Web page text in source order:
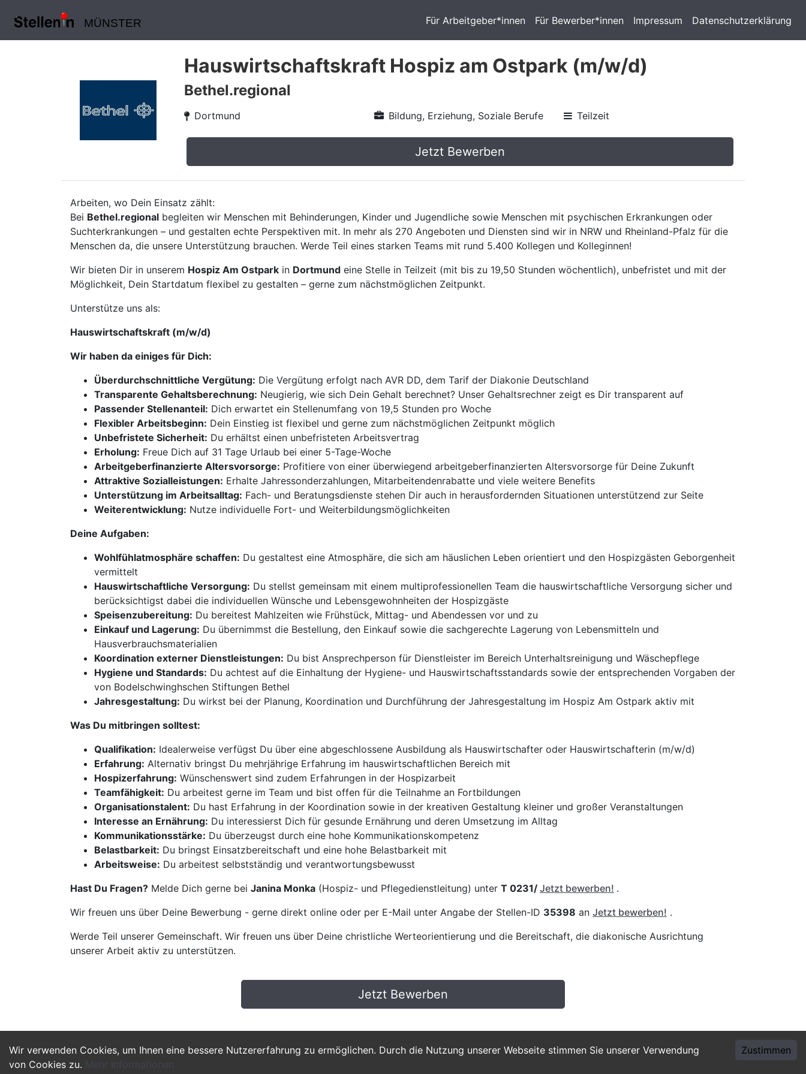
MÜNSTER Für Arbeitgeber*innen Für Bewerber*innen Impressum Datenschutzerklärung
Wir verwenden Cookies, um Ihnen eine bessere Nutzererfahrung zu ermöglichen. Durch die Nutzung unserer Webseite stimmen Sie unserer Verwendung
von Cookies zu. Mehr Informationen
Zustimmen
Hauswirtschaftskraft Hospiz am Ostpark (m/w/d)
Bethel.regional
Dortmund Bildung, Erziehung, Soziale Berufe Teilzeit
Jetzt Bewerben
Arbeiten, wo Dein Einsatz zählt:
Bei Bethel.regional begleiten wir Menschen mit Behinderungen, Kinder und Jugendliche sowie Menschen mit psychischen Erkrankungen oder
Suchterkrankungen – und gestalten echte Perspektiven mit. In mehr als 270 Angeboten und Diensten sind wir in NRW und Rheinland-Pfalz für die
Menschen da, die unsere Unterstützung brauchen. Werde Teil eines starken Teams mit rund 5.400 Kollegen und Kolleginnen!
Wir bieten Dir in unserem Hospiz Am Ostpark in Dortmund eine Stelle in Teilzeit (mit bis zu 19,50 Stunden wöchentlich), unbefristet und mit der
Möglichkeit, Dein Startdatum flexibel zu gestalten – gerne zum nächstmöglichen Zeitpunkt.
Unterstütze uns als:
Hauswirtschaftskraft (m/w/d)
Wir haben da einiges für Dich:
Überdurchschnittliche Vergütung: Die Vergütung erfolgt nach AVR DD, dem Tarif der Diakonie Deutschland
Transparente Gehaltsberechnung: Neugierig, wie sich Dein Gehalt berechnet? Unser Gehaltsrechner zeigt es Dir transparent auf
Passender Stellenanteil: Dich erwartet ein Stellenumfang von 19,5 Stunden pro Woche
Flexibler Arbeitsbeginn: Dein Einstieg ist flexibel und gerne zum nächstmöglichen Zeitpunkt möglich
Unbefristete Sicherheit: Du erhältst einen unbefristeten Arbeitsvertrag
Erholung: Freue Dich auf 31 Tage Urlaub bei einer 5-Tage-Woche
Arbeitgeberfinanzierte Altersvorsorge: Profitiere von einer überwiegend arbeitgeberfinanzierten Altersvorsorge für Deine Zukunft
Attraktive Sozialleistungen: Erhalte Jahressonderzahlungen, Mitarbeitendenrabatte und viele weitere Benefits
Unterstützung im Arbeitsalltag: Fach- und Beratungsdienste stehen Dir auch in herausfordernden Situationen unterstützend zur Seite
Weiterentwicklung: Nutze individuelle Fort- und Weiterbildungsmöglichkeiten
Deine Aufgaben:
Wohlfühlatmosphäre schaffen: Du gestaltest eine Atmosphäre, die sich am häuslichen Leben orientiert und den Hospizgästen Geborgenheit
vermittelt
Hauswirtschaftliche Versorgung: Du stellst gemeinsam mit einem multiprofessionellen Team die hauswirtschaftliche Versorgung sicher und
berücksichtigst dabei die individuellen Wünsche und Lebensgewohnheiten der Hospizgäste
Speisenzubereitung: Du bereitest Mahlzeiten wie Frühstück, Mittag- und Abendessen vor und zu
Einkauf und Lagerung: Du übernimmst die Bestellung, den Einkauf sowie die sachgerechte Lagerung von Lebensmitteln und
Hausverbrauchsmaterialien
Koordination externer Dienstleistungen: Du bist Ansprechperson für Dienstleister im Bereich Unterhaltsreinigung und Wäschepflege
Hygiene und Standards: Du achtest auf die Einhaltung der Hygiene- und Hauswirtschaftsstandards sowie der entsprechenden Vorgaben der
von Bodelschwinghschen Stiftungen Bethel
Jahresgestaltung: Du wirkst bei der Planung, Koordination und Durchführung der Jahresgestaltung im Hospiz Am Ostpark aktiv mit
Was Du mitbringen solltest:
Qualifikation: Idealerweise verfügst Du über eine abgeschlossene Ausbildung als Hauswirtschafter oder Hauswirtschafterin (m/w/d)
Erfahrung: Alternativ bringst Du mehrjährige Erfahrung im hauswirtschaftlichen Bereich mit
Hospizerfahrung: Wünschenswert sind zudem Erfahrungen in der Hospizarbeit
Teamfähigkeit: Du arbeitest gerne im Team und bist offen für die Teilnahme an Fortbildungen
Organisationstalent: Du hast Erfahrung in der Koordination sowie in der kreativen Gestaltung kleiner und großer Veranstaltungen
Interesse an Ernährung: Du interessierst Dich für gesunde Ernährung und deren Umsetzung im Alltag
Kommunikationsstärke: Du überzeugst durch eine hohe Kommunikationskompetenz
Belastbarkeit: Du bringst Einsatzbereitschaft und eine hohe Belastbarkeit mit
Arbeitsweise: Du arbeitest selbstständig und verantwortungsbewusst
Hast Du Fragen? Melde Dich gerne bei Janina Monka (Hospiz- und Pflegedienstleitung) unter T 0231/ Jetzt bewerben! .
Wir freuen uns über Deine Bewerbung - gerne direkt online oder per E-Mail unter Angabe der Stellen-ID 35398 an Jetzt bewerben! .
Werde Teil unserer Gemeinschaft. Wir freuen uns über Deine christliche Werteorientierung und die Bereitschaft, die diakonische Ausrichtung
unserer Arbeit aktiv zu unterstützen.
Jetzt Bewerben